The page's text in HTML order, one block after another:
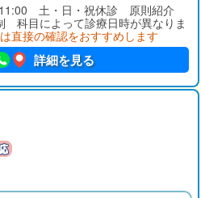
11:00 土・日・祝休診 原則紹介
科目によって診療日時が異なりま
直接の確認をおすすめします
詳細を見る